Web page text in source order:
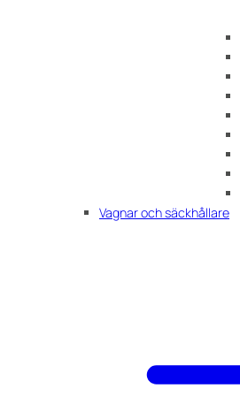
Vagnar och säckhållare